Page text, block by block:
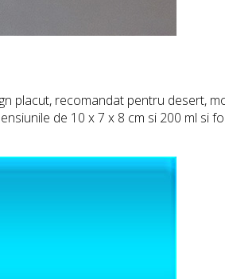
placut, recomandat pentru desert,
de 10 x 7 x 8 cm si 200 ml si